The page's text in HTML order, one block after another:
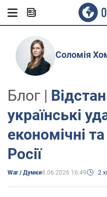
Соломія
Блог |
українські
економічні
Росії
War / Думки8.06.2026 16:49 2